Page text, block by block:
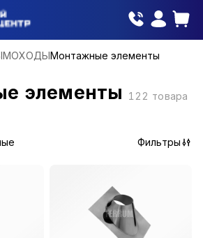
Монтажные элементы
элементы 122 товара
Фильтры